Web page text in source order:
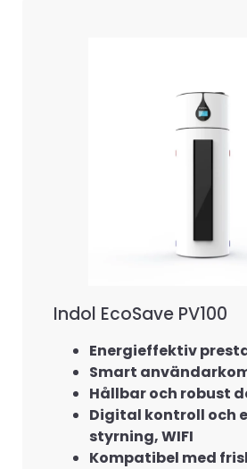
Indol EcoSave PV100
Energieffektiv
Smart
Hållbar och robust
Digital kontroll och
styrning, WIFI
Kompatibel med